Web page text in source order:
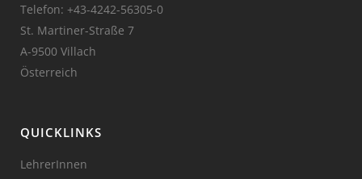
Telefon: +43-4242-56305-0
St. Martiner-Straße 7
A-9500 Villach
Österreich
QUICKLINKS
LehrerInnen